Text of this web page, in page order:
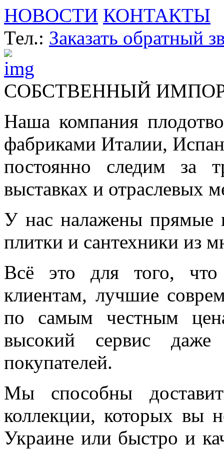
НОВОСТИ КОНТАКТЫ
Тел.: Заказать обратный
СОБСТВЕННЫЙ
Наша компания
фабриками Италии,
постоянно следим за
выставках и отраслевых
У нас налажены прямые
плитки и сантехники из
Всё это для того,
клиентам, лучшие
по самым честным
высокий сервис даже
покупателей.
Мы способны
коллекции, которых вы
Украине или быстро и